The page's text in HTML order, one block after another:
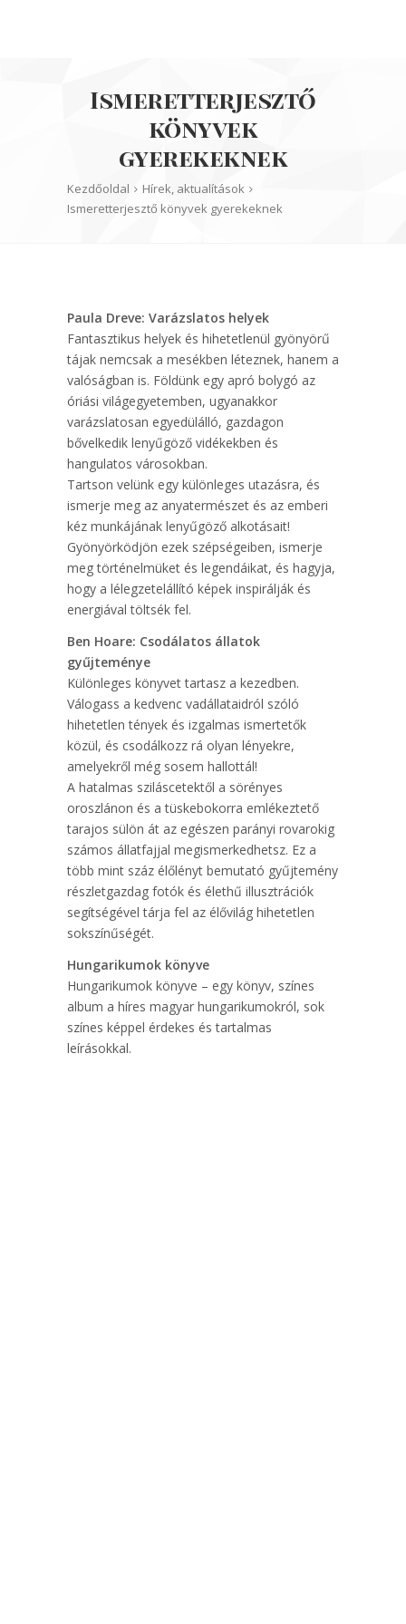
Ismeretterjesztő
könyvek
gyerekeknek
Kezdőoldal
Hírek, aktualítások
Ismeretterjesztő könyvek gyerekeknek
Paula Dreve: Varázslatos ​helyek
Fantasztikus helyek és hihetetlenül gyönyörű
tájak nemcsak a mesékben léteznek, hanem a
valóságban is. Földünk egy apró bolygó az
óriási világegyetemben, ugyanakkor
varázslatosan egyedülálló, gazdagon
bővelkedik lenyűgöző vidékekben és
hangulatos városokban.
Tartson velünk egy különleges utazásra, és
ismerje meg az anyatermészet és az emberi
kéz munkájának lenyűgöző alkotásait!
Gyönyörködjön ezek szépségeiben, ismerje
meg történelmüket és legendáikat, és hagyja,
hogy a lélegzetelállító képek inspirálják és
energiával töltsék fel.
Ben Hoare: Csodálatos ​állatok
gyűjteménye
Különleges könyvet tartasz a kezedben.
Válogass a kedvenc vadállataidról szóló
hihetetlen tények és izgalmas ismertetők
közül, és csodálkozz rá olyan lényekre,
amelyekről még sosem hallottál!
A hatalmas sziláscetektől a sörényes
oroszlánon és a tüskebokorra emlékeztető
tarajos sülön át az egészen parányi rovarokig
számos állatfajjal megismerkedhetsz. Ez a
több mint száz élőlényt bemutató gyűjtemény
részletgazdag fotók és élethű illusztrációk
segítségével tárja fel az élővilág hihetetlen
sokszínűségét.
Hungarikumok ​könyve
Hungarikumok könyve – egy könyv, színes
album a híres magyar hungarikumokról, sok
színes képpel érdekes és tartalmas
leírásokkal.